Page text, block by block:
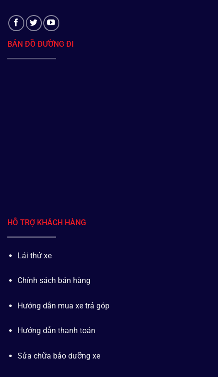
BẢN ĐỒ ĐƯỜNG ĐI
HỖ TRỢ KHÁCH HÀNG
Lái thử xe
Chính sách bán hàng
Hướng dẫn mua xe trả góp
Hướng dẫn thanh toán
Sửa chữa bảo dưỡng xe